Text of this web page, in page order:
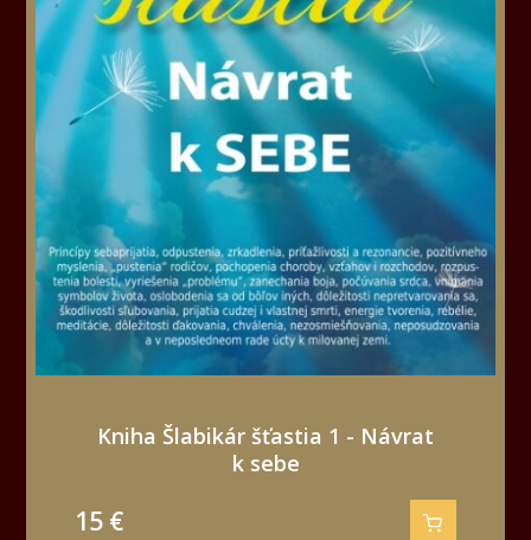
Kniha Šlabikár šťastia 1 - Návrat
k sebe
15€